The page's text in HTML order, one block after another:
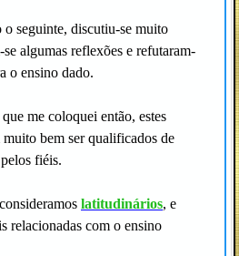
seguinte, discutiu-se muito
algumas reflexões e refutaram-
o ensino dado.
me coloquei então, estes
bem ser qualificados de
fiéis.
latitudinários, e
relacionadas com o ensino